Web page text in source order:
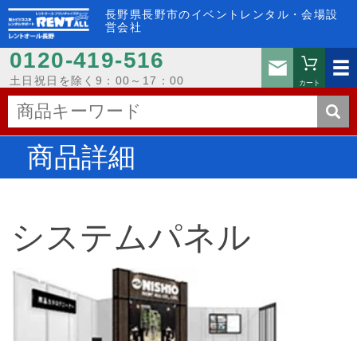
長野県長野市のイベントレンタル・会場設
営会社
0120-419-516
土日祝日を除く9：00～17：00
お問い
カート
商品詳細
システムパネル